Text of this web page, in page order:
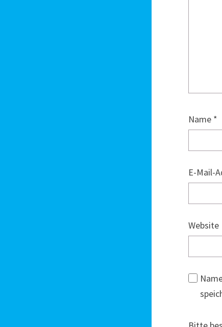
Name *
E-Mail-
Website